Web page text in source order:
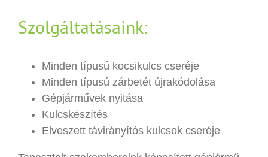
Szolgáltatásaink:
Minden típusú kocsikulcs cseréje
Minden típusú zárbetét újrakódolása
Gépjárművek nyitása
Kulcskészítés
Elveszett távirányítós kulcsok cseréje